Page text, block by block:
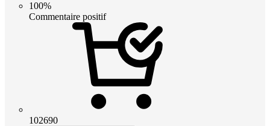
100%
Commentaire positif
102690